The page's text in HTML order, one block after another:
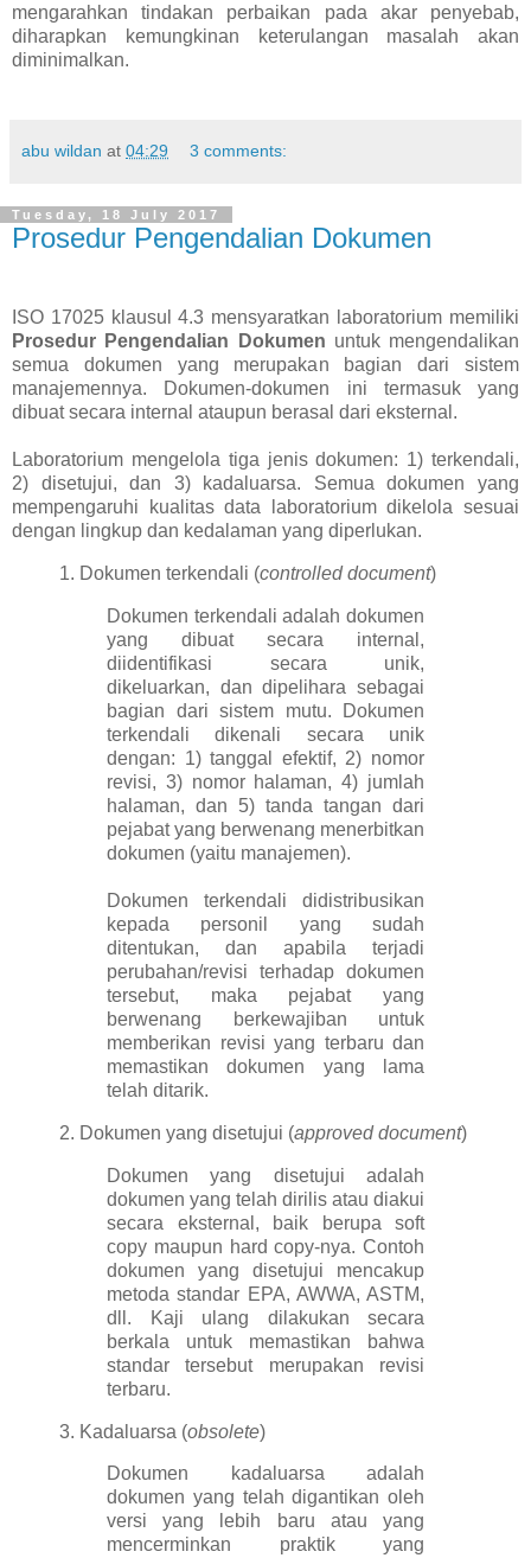
mengarahkan tindakan perbaikan pada akar penyebab,
diharapkan kemungkinan keterulangan masalah akan
diminimalkan.
abu wildan at 04:29 3 comments:
Tuesday, 18 July 2017
Prosedur Pengendalian Dokumen
ISO 17025 klausul 4.3 mensyaratkan laboratorium memiliki
Prosedur Pengendalian Dokumen untuk mengendalikan
semua dokumen yang merupakan bagian dari sistem
manajemennya. Dokumen-dokumen ini termasuk yang
dibuat secara internal ataupun berasal dari eksternal.
Laboratorium mengelola tiga jenis dokumen: 1) terkendali,
2) disetujui, dan 3) kadaluarsa. Semua dokumen yang
mempengaruhi kualitas data laboratorium dikelola sesuai
dengan lingkup dan kedalaman yang diperlukan.
1. Dokumen terkendali (controlled document)
Dokumen terkendali adalah dokumen
yang dibuat secara internal,
diidentifikasi secara unik,
dikeluarkan, dan dipelihara sebagai
bagian dari sistem mutu. Dokumen
terkendali dikenali secara unik
dengan: 1) tanggal efektif, 2) nomor
revisi, 3) nomor halaman, 4) jumlah
halaman, dan 5) tanda tangan dari
pejabat yang berwenang menerbitkan
dokumen (yaitu manajemen).
Dokumen terkendali didistribusikan
kepada personil yang sudah
ditentukan, dan apabila terjadi
perubahan/revisi terhadap dokumen
tersebut, maka pejabat yang
berwenang berkewajiban untuk
memberikan revisi yang terbaru dan
memastikan dokumen yang lama
telah ditarik.
2. Dokumen yang disetujui (approved document)
Dokumen yang disetujui adalah
dokumen yang telah dirilis atau diakui
secara eksternal, baik berupa soft
copy maupun hard copy-nya. Contoh
dokumen yang disetujui mencakup
metoda standar EPA, AWWA, ASTM,
dll. Kaji ulang dilakukan secara
berkala untuk memastikan bahwa
standar tersebut merupakan revisi
terbaru.
3. Kadaluarsa (obsolete)
Dokumen kadaluarsa adalah
dokumen yang telah digantikan oleh
versi yang lebih baru atau yang
mencerminkan praktik yang